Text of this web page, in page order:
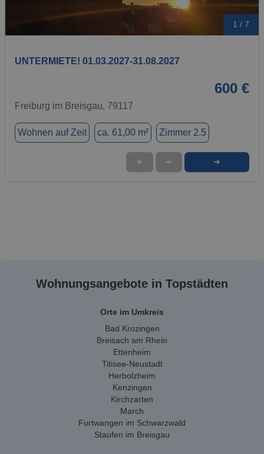
1 / 7
UNTERMIETE! 01.03.2027-31.08.2027
600 €
Freiburg im Breisgau, 79117
Wohnen auf Zeit ca. 61,00 m² Zimmer 2.5
★ ➦ ➜
Wohnungsangebote in Topstädten
Orte im Umkreis
Bad Krozingen
Breisach am Rhein
Ettenheim
Titisee-Neustadt
Herbolzheim
Kenzingen
Kirchzarten
March
Furtwangen im Schwarzwald
Staufen im Breisgau